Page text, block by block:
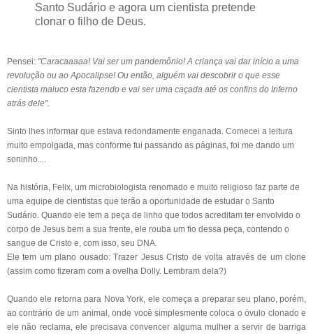
Santo Sudário e agora um cientista pretende
clonar o filho de Deus.
Pensei: "Caracaaaaa! Vai ser um pandemônio! A criança vai dar início a uma
revolução ou ao Apocalipse! Ou então, alguém vai descobrir o que esse
cientista maluco esta fazendo e vai ser uma caçada até os confins do Inferno
atrás dele".
Sinto lhes informar que estava redondamente enganada. Comecei a leitura
muito empolgada, mas conforme fui passando as páginas, foi me dando um
soninho....
Na história, Felix, um microbiologista renomado e muito religioso faz parte de
uma equipe de cientistas que terão a oportunidade de estudar o Santo
Sudário. Quando ele tem a peça de linho que todos acreditam ter envolvido o
corpo de Jesus bem a sua frente, ele rouba um fio dessa peça, contendo o
sangue de Cristo e, com isso, seu DNA.
Ele tem um plano ousado: Trazer Jesus Cristo de volta através de um clone
(assim como fizeram com a ovelha Dolly. Lembram dela?)
Quando ele retorna para Nova York, ele começa a preparar seu plano, porém,
ao contrário de um animal, onde você simplesmente coloca o óvulo clonado e
ele não reclama, ele precisava convencer alguma mulher a servir de barriga